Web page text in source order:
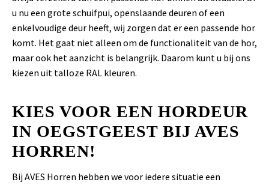
u nu een grote schuifpui, openslaande deuren of een
enkelvoudige deur heeft, wij zorgen dat er een passende hor
komt. Het gaat niet alleen om de functionaliteit van de hor,
maar ook het aanzicht is belangrijk. Daarom kunt u bij ons
kiezen uit talloze RAL kleuren.
KIES VOOR EEN HORDEUR
IN OEGSTGEEST BIJ AVES
HORREN!
Bij AVES Horren hebben we voor iedere situatie een